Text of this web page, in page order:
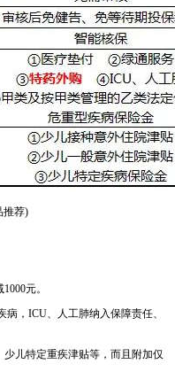
推荐)
元。
，ICU、人工肺纳入保障责任、
儿特定重疾津贴等，而且附加仅